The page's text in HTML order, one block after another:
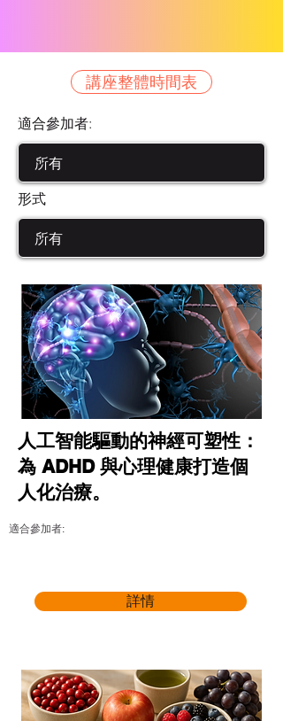
講座整體時間表
適合參加者:
形式
人工智能驅動的神經可塑性：
為 ADHD 與心理健康打造個
人化治療。
適合參加者:
詳情